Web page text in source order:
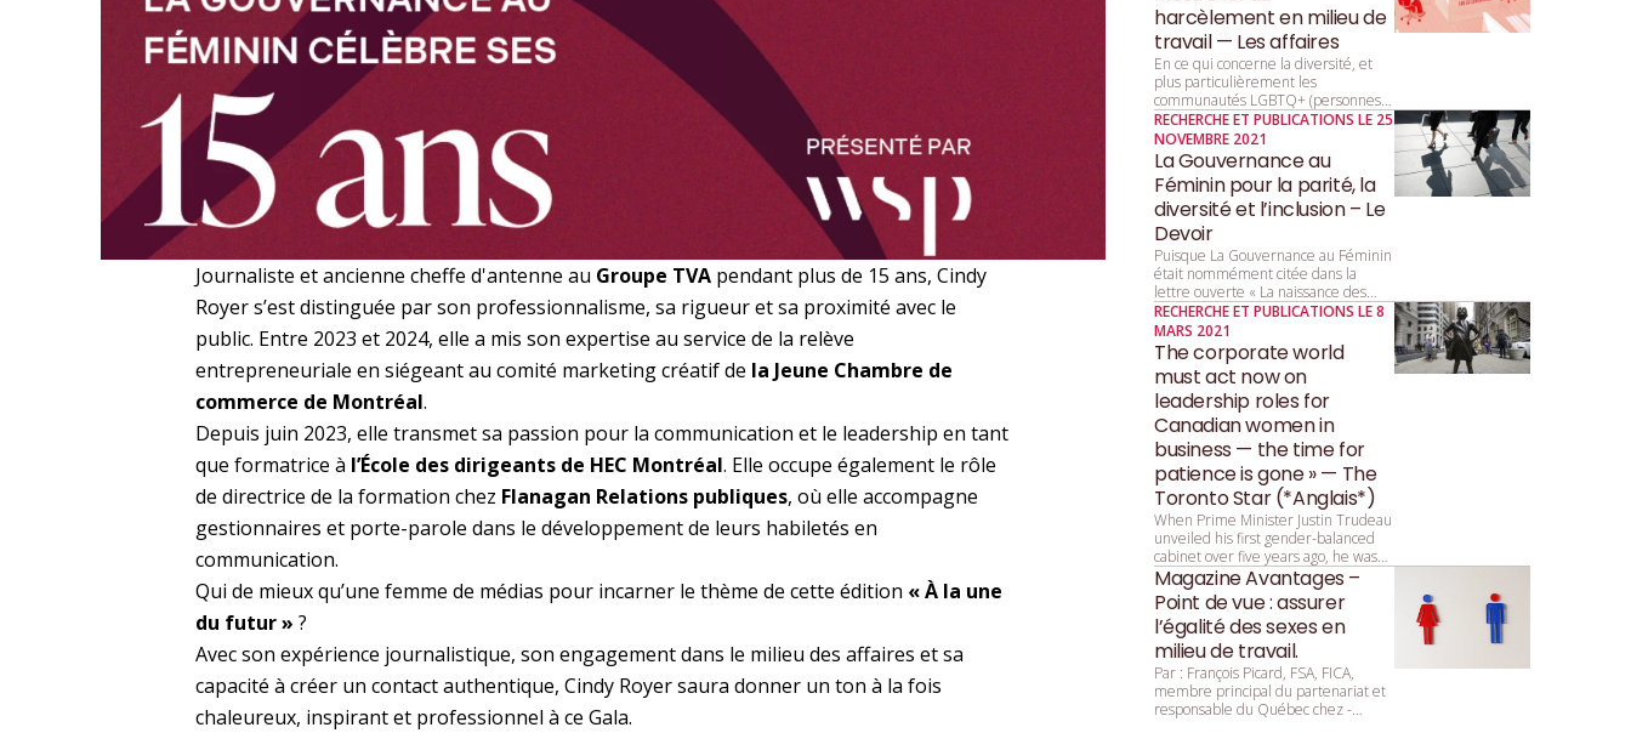
Journaliste et ancienne cheffe d'antenne au Groupe TVA pendant plus de 15 ans, Cindy
Royers’est distinguée par son professionnalisme, sa rigueur et sa proximité avec le
public. Entre 2023 et 2024, elle a mis son expertise au service de la relève
entrepreneuriale en siégeant au comité marketing créatif de la Jeune Chambre de
commerce de Montréal.
Depuis juin 2023, elle transmet sa passion pour la communication et le leadership en tant
que formatrice à l’École des dirigeants de HEC Montréal. Elle occupe également le rôle
de directrice de la formation chez Flanagan Relations publiques, où elle accompagne
gestionnaires et porte-parole dans le développement de leurs habiletés en
communication.
Qui de mieux qu’une femme de médias pour incarner le thème de cette édition « À la une
du futur » ?
Avec son expérience journalistique, son engagement dans le milieu des affaires et sa
capacité à créer un contact authentique, Cindy Royer saura donner un ton à la fois
chaleureux, inspirant et professionnel à ce Gala.
harcèlement en milieu de
travail — Les affaires
En ce qui concerne la diversité, et
plus particulièrement les
communautés LGBTQ+ (personnes
lesbiennes, gaies, bisexuelles, trans,
queers, et autres personnes de la
diversité sexuelle et de genre), on a
d’abord beaucoup parlé de
tolérance, puis d’acceptation, et l’on
parle désormais d’inclusion.
RECHERCHE ET PUBLICATIONS LE 25
NOVEMBRE 2021
La Gouvernance au
Féminin pour la parité, la
diversité et l’inclusion – Le
Devoir
Puisque La Gouvernance au Féminin
était nommément citée dans la
lettre ouverte « La naissance des
“Girls Clubs” », publiée dans la
rubrique Libre opinion le 22 octobre,
nous estimons important de
répondre à certaines des idées
avancées par l’autrice, afin que notre
organisme et son mandat soient bien
compris.
RECHERCHE ET PUBLICATIONS LE 8
MARS 2021
The corporate world
must act now on
leadership roles for
Canadian women in
business — the time for
patience is gone » — The
Toronto Star (*Anglais*)
When Prime Minister Justin Trudeau
unveiled his first gender-balanced
cabinet over five years ago, he was
asked by reporters why that parity
was so important. He replied:
“Because it’s 2015.”
Magazine Avantages –
Point de vue : assurer
l’égalité des sexes en
milieu de travail.
Par : François ­Picard, ­FSA, ­FICA,
membre principal du partenariat et
responsable du Québec chez ­